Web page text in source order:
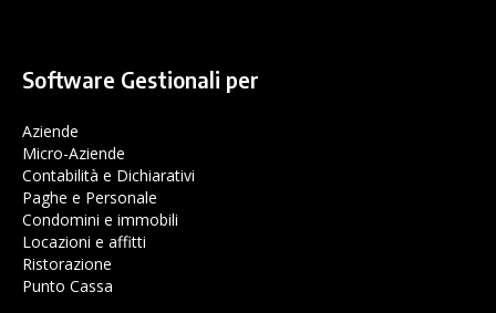
Software Gestionali per
Aziende
Micro-Aziende
Contabilità e Dichiarativi
Paghe e Personale
Condomini e immobili
Locazioni e affitti
Ristorazione
Punto Cassa